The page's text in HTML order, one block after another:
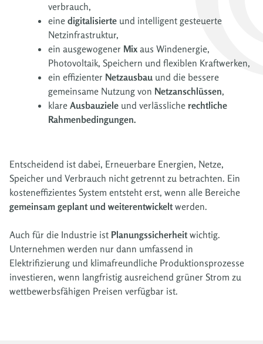
verbrauch,
eine digitalisierte und intelligent gesteuerte
Netzinfrastruktur,
ein ausgewogener Mix aus Windenergie,
Photovoltaik, Speichern und flexiblen Kraftwerken,
ein effizienter Netzausbau und die bessere
gemeinsame Nutzung von Netzanschlüssen,
klare Ausbauziele und verlässliche rechtliche
Rahmenbedingungen.
Entscheidend ist dabei, Erneuerbare Energien, Netze,
Speicher und Verbrauch nicht getrennt zu betrachten. Ein
kosteneffizientes System entsteht erst, wenn alle Bereiche
gemeinsam geplant und weiterentwickelt werden.
Auch für die Industrie ist Planungssicherheit wichtig.
Unternehmen werden nur dann umfassend in
Elektrifizierung und klimafreundliche Produktionsprozesse
investieren, wenn langfristig ausreichend grüner Strom zu
wettbewerbsfähigen Preisen verfügbar ist.